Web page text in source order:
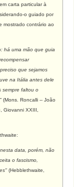
carta particular à
o guiado por
mostrado contrário ao
há uma mão que guia
que sejamos
na Itália antes dele
sempre faltou o
(Mons. Roncalli -- João
Giovanni XXIII,
data, porém, não
o fascismo,
(Hebblethwaite,